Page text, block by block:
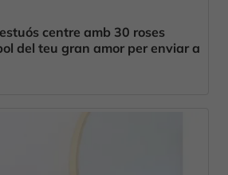
centre amb 30 roses
del teu gran amor per enviar a